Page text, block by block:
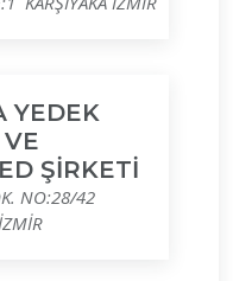
YEDEK
ŞİRKETİ
NO:28/42